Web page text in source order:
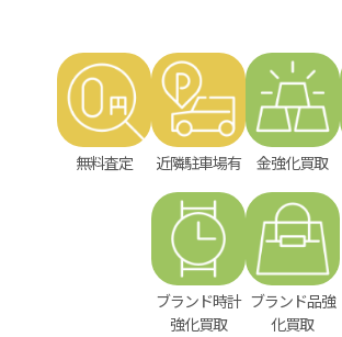
無料査定 近隣駐車場有 金強化買取
ブランド時計
強化買取
ブランド品強
化買取